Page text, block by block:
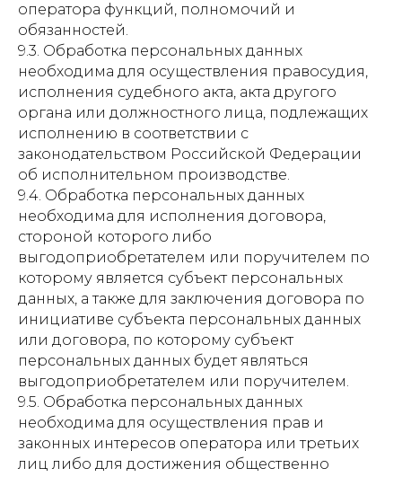
оператора функций, полномочий и
обязанностей.
9.3. Обработка персональных данных
необходима для осуществления правосудия,
исполнения судебного акта, акта другого
органа или должностного лица, подлежащих
исполнению в соответствии с
законодательством Российской Федерации
об исполнительном производстве.
9.4. Обработка персональных данных
необходима для исполнения договора,
стороной которого либо
выгодоприобретателем или поручителем по
которому является субъект персональных
данных, а также для заключения договора по
инициативе субъекта персональных данных
или договора, по которому субъект
персональных данных будет являться
выгодоприобретателем или поручителем.
9.5. Обработка персональных данных
необходима для осуществления прав и
законных интересов оператора или третьих
лиц либо для достижения общественно